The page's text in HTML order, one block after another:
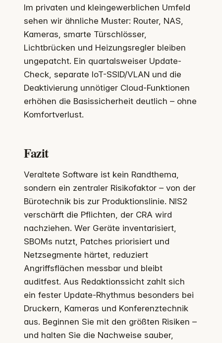
Im privaten und kleingewerblichen Umfeld
sehen wir ähnliche Muster: Router, NAS,
Kameras, smarte Türschlösser,
Lichtbrücken und Heizungsregler bleiben
ungepatcht. Ein quartalsweiser Update-
Check, separate IoT-SSID/VLAN und die
Deaktivierung unnötiger Cloud-Funktionen
erhöhen die Basissicherheit deutlich – ohne
Komfortverlust.
Fazit
Veraltete Software ist kein Randthema,
sondern ein zentraler Risikofaktor – von der
Bürotechnik bis zur Produktionslinie. NIS2
verschärft die Pflichten, der CRA wird
nachziehen. Wer Geräte inventarisiert,
SBOMs nutzt, Patches priorisiert und
Netzsegmente härtet, reduziert
Angriffsflächen messbar und bleibt
auditfest. Aus Redaktionssicht zahlt sich
ein fester Update-Rhythmus besonders bei
Druckern, Kameras und Konferenztechnik
aus. Beginnen Sie mit den größten Risiken –
und halten Sie die Nachweise sauber,